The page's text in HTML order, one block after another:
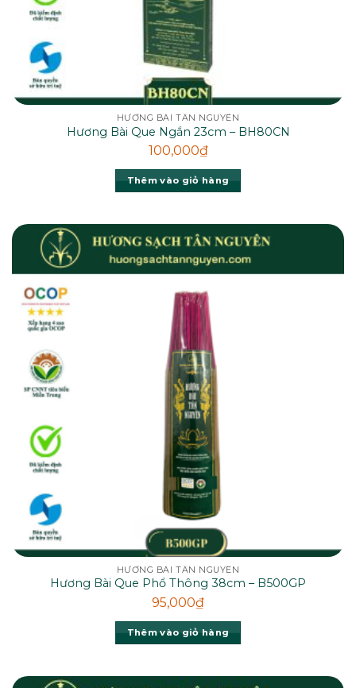
HƯƠNG BÀI TÂN NGUYÊN
Hương Bài Que Ngắn 23cm – BH80CN
100,000₫
Thêm vào giỏ hàng
HƯƠNG BÀI TÂN NGUYÊN
Hương Bài Que Phổ Thông 38cm – B500GP
95,000₫
Thêm vào giỏ hàng